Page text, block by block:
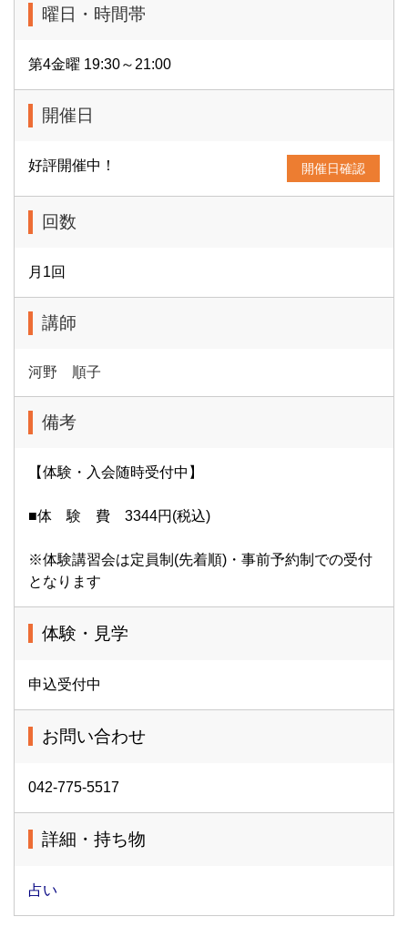
曜日・時間帯
第4金曜 19:30～21:00
開催日
好評開催中！ 開催日確認
回数
月1回
講師
河野 順子
備考
【体験・入会随時受付中】
■体 験 費 3344円(税込)
※体験講習会は定員制(先着順)・事前予約制での受付
となります
体験・見学
申込受付中
お問い合わせ
042-775-5517
詳細・持ち物
占い